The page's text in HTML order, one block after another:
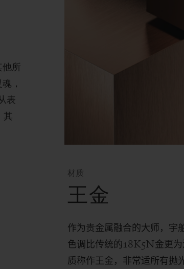
他所
，
表
其
材质
王金
作为贵金属融合的大师，宇
色调比传统的18K5N 金更
质称作王金，非常适所有抛